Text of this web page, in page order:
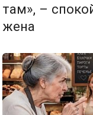
там», –
жена